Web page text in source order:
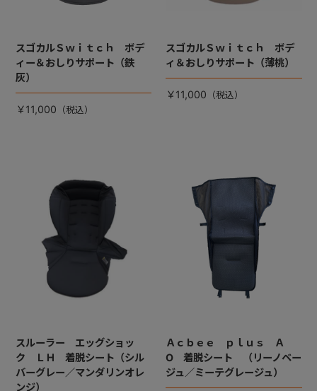
スゴカルＳｗｉｔｃｈ ボデ
ィー＆おしりサポート（鉄
灰）
￥11,000
スゴカルＳｗｉｔｃｈ ボデ
ィ＆おしりサポート（薄桃）
￥11,000
スルーラー エッグショッ
ク ＬＨ 着脱シート（シル
バーグレー／マンダリンオレ
ンジ）
Ａｃｂｅｅ ｐｌｕｓ Ａ
O 着脱シート （リーノベー
ジュ／ミーテグレージュ）